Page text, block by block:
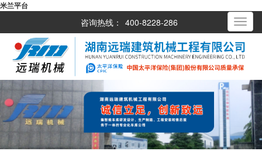
米兰平台
咨询热线： 400-8228-286
Toggle